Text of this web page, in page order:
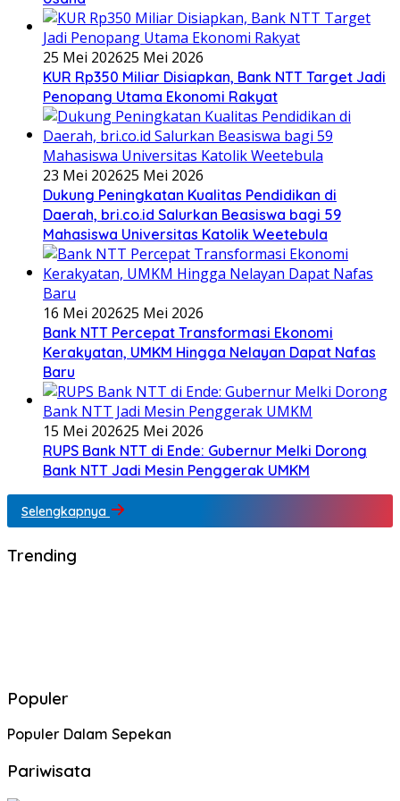
25 Mei 202625 Mei 2026
KUR Rp350 Miliar Disiapkan, Bank NTT Target Jadi
Penopang Utama Ekonomi Rakyat
23 Mei 202625 Mei 2026
Dukung Peningkatan Kualitas Pendidikan di
Daerah, bri.co.id Salurkan Beasiswa bagi 59
Mahasiswa Universitas Katolik Weetebula
16 Mei 202625 Mei 2026
Bank NTT Percepat Transformasi Ekonomi
Kerakyatan, UMKM Hingga Nelayan Dapat Nafas
Baru
15 Mei 202625 Mei 2026
RUPS Bank NTT di Ende: Gubernur Melki Dorong
Bank NTT Jadi Mesin Penggerak UMKM
Selengkapnya
Trending
Populer
Populer Dalam Sepekan
Pariwisata